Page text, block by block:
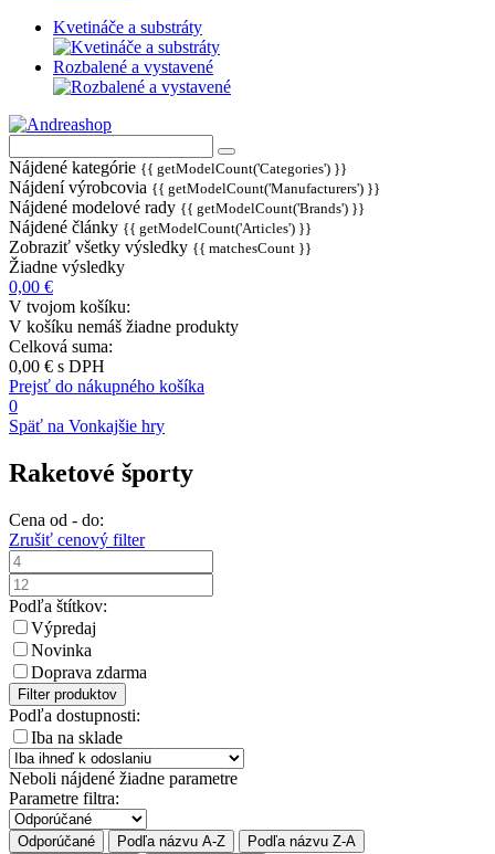
Kvetináče a substráty
Rozbalené a vystavené
Nájdené kategórie {{ getModelCount('Categories') }}
Nájdení výrobcovia {{ getModelCount('Manufacturers') }}
Nájdené modelové rady {{ getModelCount('Brands') }}
Nájdené články {{ getModelCount('Articles') }}
Zobraziť všetky výsledky {{ matchesCount }}
Žiadne výsledky
0,00 €
V tvojom košíku:
V košíku nemáš žiadne produkty
Celková suma:
0,00 € s DPH
Prejsť do nákupného košíka
0
Späť na Vonkajšie hry
Raketové športy
Cena od - do:
Zrušiť cenový filter
Podľa štítkov:
Výpredaj
Novinka
Doprava zdarma
Filter produktov
Podľa dostupnosti:
Iba na sklade
Neboli nájdené žiadne parametre
Parametre filtra:
Odporúčané Podľa názvu A-Z
Podľa názvu Z-A